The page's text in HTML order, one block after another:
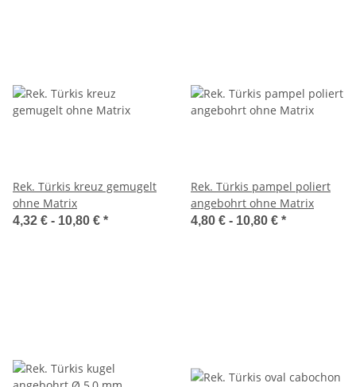
Rek. Türkis kreuz gemugelt
ohne Matrix
4,32 € - 10,80 € *
Rek. Türkis pampel poliert
angebohrt ohne Matrix
4,80 € - 10,80 € *